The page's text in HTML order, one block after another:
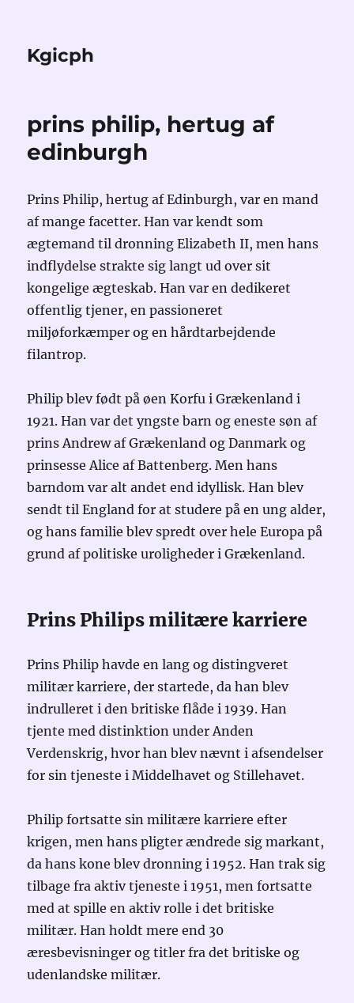
Kgicph
prins philip, hertug af
edinburgh
Prins Philip, hertug af Edinburgh, var en mand
af mange facetter. Han var kendt som
ægtemand til dronning Elizabeth II, men hans
indflydelse strakte sig langt ud over sit
kongelige ægteskab. Han var en dedikeret
offentlig tjener, en passioneret
miljøforkæmper og en hårdtarbejdende
filantrop.
Philip blev født på øen Korfu i Grækenland i
1921. Han var det yngste barn og eneste søn af
prins Andrew af Grækenland og Danmark og
prinsesse Alice af Battenberg. Men hans
barndom var alt andet end idyllisk. Han blev
sendt til England for at studere på en ung alder,
og hans familie blev spredt over hele Europa på
grund af politiske uroligheder i Grækenland.
Prins Philips militære karriere
Prins Philip havde en lang og distingveret
militær karriere, der startede, da han blev
indrulleret i den britiske flåde i 1939. Han
tjente med distinktion under Anden
Verdenskrig, hvor han blev nævnt i afsendelser
for sin tjeneste i Middelhavet og Stillehavet.
Philip fortsatte sin militære karriere efter
krigen, men hans pligter ændrede sig markant,
da hans kone blev dronning i 1952. Han trak sig
tilbage fra aktiv tjeneste i 1951, men fortsatte
med at spille en aktiv rolle i det britiske
militær. Han holdt mere end 30
æresbevisninger og titler fra det britiske og
udenlandske militær.